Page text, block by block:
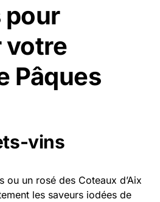
pour
votre
Pâques
vins
ou un rosé des Coteaux d’Aix
les saveurs iodées de